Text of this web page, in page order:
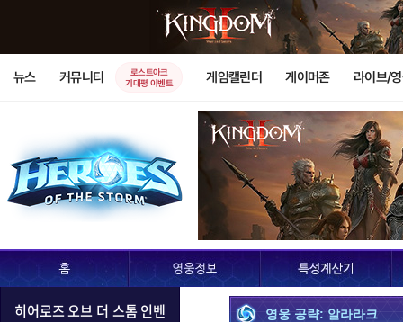
뉴스 커뮤니티
로스트아크
기대평 이벤트
게임캘린더 게이머존 라이브/
히어로즈 오브 더 스톰 인벤 영웅 공략: 알라라크